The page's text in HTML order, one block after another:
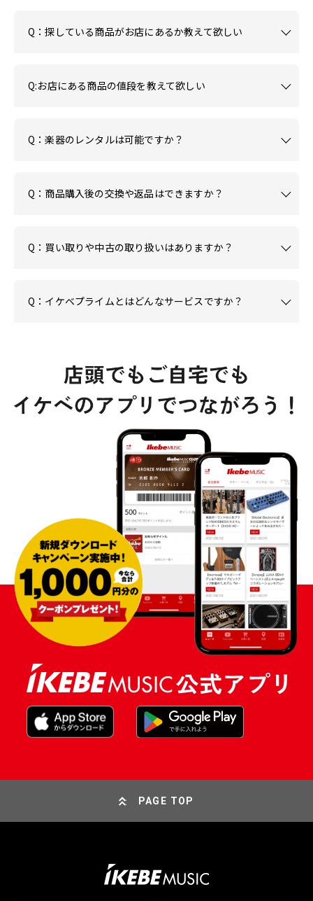
Q：探している商品がお店にあるか教えて欲しい
Q:お店にある商品の値段を教えて欲しい
Q：楽器のレンタルは可能ですか？
Q：商品購入後の交換や返品はできますか？
Q：買い取りや中古の取り扱いはありますか？
Q：イケベプライムとはどんなサービスですか？
PAGE TOP